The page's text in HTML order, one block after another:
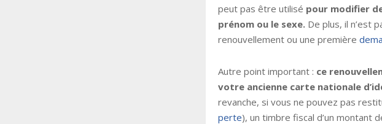
peut pas être utilisé pour modifier
prénom ou le sexe. De plus, il n’est
renouvellement ou une première
Autre point important : ce
votre ancienne carte nationale
revanche, si vous ne pouvez pas
perte), un timbre fiscal d’un montant